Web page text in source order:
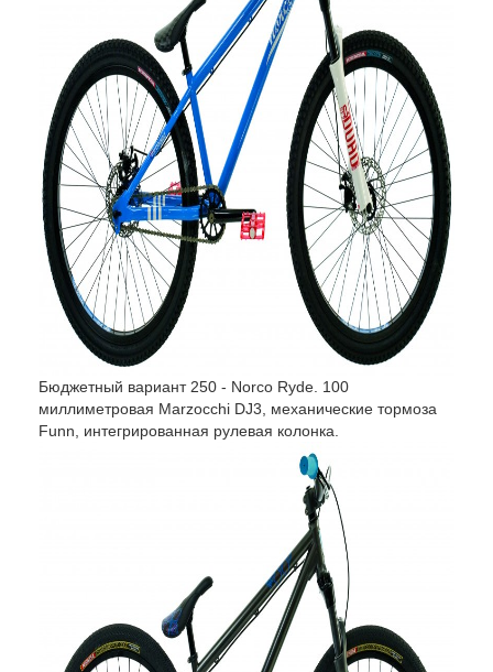
Бюджетный вариант 250 - Norco Ryde. 100
миллиметровая Marzocchi DJ3, механические тормоза
Funn, интегрированная рулевая колонка.